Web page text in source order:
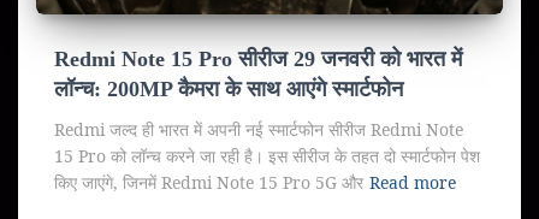
Redmi Note 15 Pro सीरीज 29 जनवरी को भारत में
लॉन्च: 200MP कैमरा के साथ आएंगे स्मार्टफोन
Redmi जल्द ही भारत में अपनी नई स्मार्टफोन सीरीज Redmi Note
15 Pro को लॉन्च करने जा रही है। इस सीरीज के तहत दो स्मार्टफोन पेश
किए जाएंगे, जिनमें Redmi Note 15 Pro 5G और Read more